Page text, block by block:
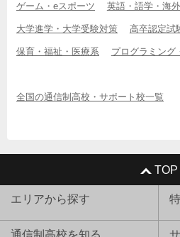
ゲーム・eスポーツ 英語・語学・海
大学進学・大学受験対策 高卒認定試
保育・福祉・医療系 プログラミング
全国の通信制高校・サポート校一覧
TOP
エリアから探す